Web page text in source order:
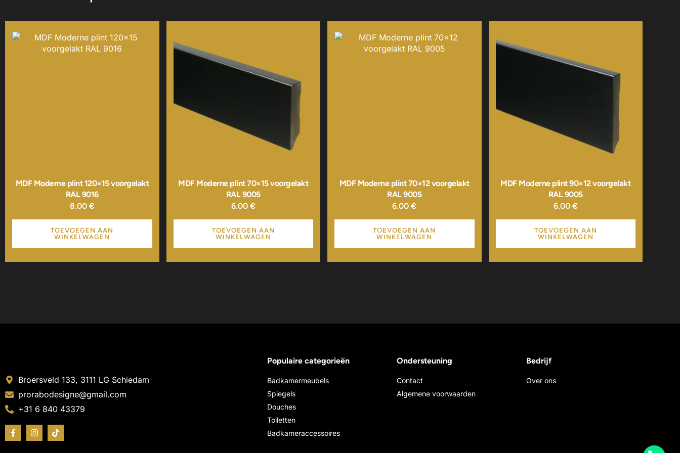
MDF Moderne plint 120×15 voorgelakt
RAL 9016
8.00 €
TOEVOEGEN AAN
WINKELWAGEN
MDF Moderne plint 70×15 voorgelakt
RAL 9005
6.00 €
TOEVOEGEN AAN
WINKELWAGEN
MDF Moderne plint 70×12 voorgelakt
RAL 9005
6.00€
TOEVOEGEN AAN
WINKELWAGEN
MDF Moderne plint 90×12 voorgelakt
RAL 9005
6.00 €
TOEVOEGEN AAN
WINKELWAGEN
Broersveld 133, 3111 LG Schiedam
prorabodesigne@gmail.com
+31 6 840 43379
F
a
I
n
T
i
Populaire categorieën
Badkamermeubels
Spiegels
Douches
Toiletten
Badkameraccessoires
Ondersteuning
Contact
Algemene voorwaarden
Bedrijf
Over ons